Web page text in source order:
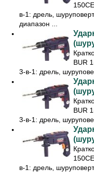
в-1: дрель,
диапазон ...
BUR
3-в-1: дрель,
BUR
3-в-1: дрель,
в-1: дрель,